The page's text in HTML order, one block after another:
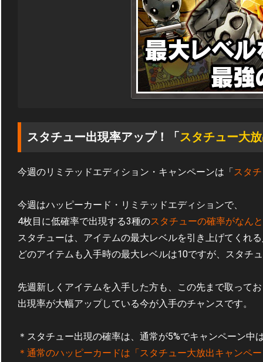
スタチュー出現率アップ！「 スタチュー大
今週のリミテッドエディション・キャンペーンは「 スタ
今週はハッピーカード・リミテッドエディションで、
4枚目に低確率で出現する3種のスタチューの確率がなん
スタチューは、アイテムの最大レベルを引き上げてくれ
どのアイテムも入手時の最大レベルは10ですが、スタチ
先週新しくアイテムを入手した方も、この先まで取って
出現率が大幅アップしている今が入手のチャンスです。
＊スタチュー出現の確率は、通常が5%でキャンペーン中
＊通常のハッピーカードは「スタチュー大放出キャンペ